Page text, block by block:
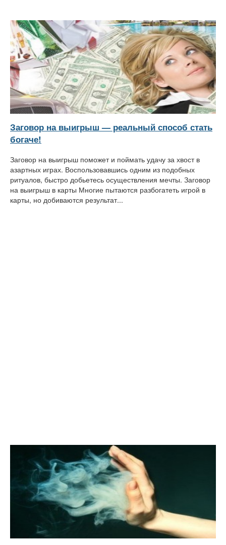
Заговор на выигрыш — реальный способ стать
богаче!
Заговор на выигрыш поможет и поймать удачу за хвост в
азартных играх. Воспользовавшись одним из подобных
ритуалов, быстро добьетесь осуществления мечты. Заговор
на выигрыш в карты Многие пытаются разбогатеть игрой в
карты, но добиваются результат...